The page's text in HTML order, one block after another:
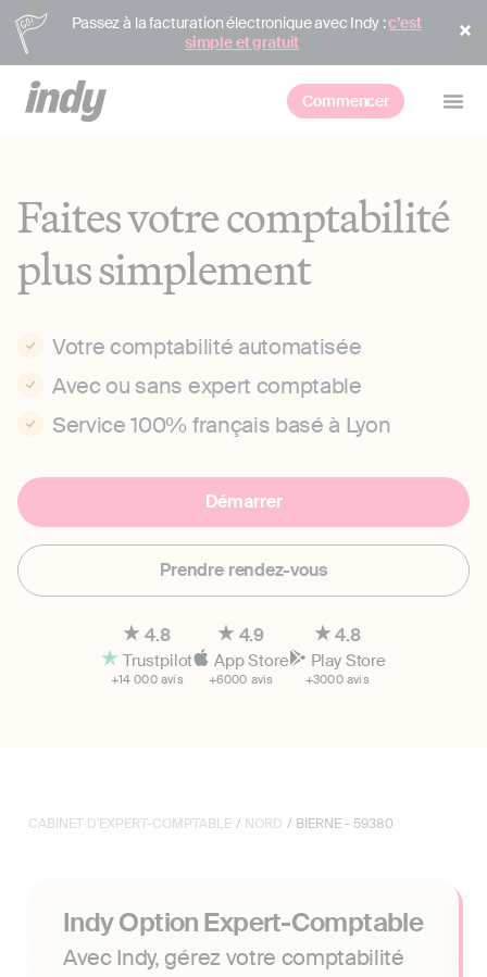
Passez à la facturation électronique avec Indy :c’est
simple et gratuit
Commencer
Faites votre comptabilité
plus simplement
Votre comptabilité automatisée
Avec ou sans expert comptable
Service 100% français basé à Lyon
Démarrer
Prendre rendez-vous
4.8
Trustpilot
+14 000 avis
4.9
App Store
+6000 avis
4.8
Play Store
+3000 avis
CABINET D'EXPERT-COMPTABLE / NORD / BIERNE - 59380
Indy Option Expert-Comptable
Avec Indy, gérez votre comptabilité